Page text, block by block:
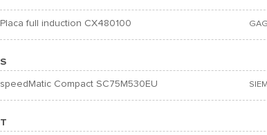
Placa full induction CX480100
S
speedMatic Compact SC75M530EU
T